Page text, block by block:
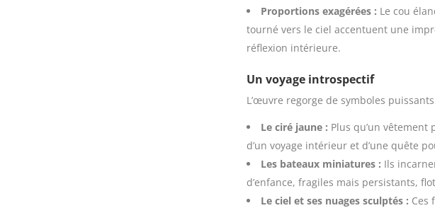
Proportions exagérées : Le cou
tourné vers le ciel accentuent une
réflexion intérieure.
Un voyage introspectif
L’œuvre regorge de symboles
Le ciré jaune : Plus qu’un
d’un voyage intérieur et d’une quête
Les bateaux miniatures : Ils
d’enfance, fragiles mais persistants,
Le ciel et ses nuages sculptés : Ces